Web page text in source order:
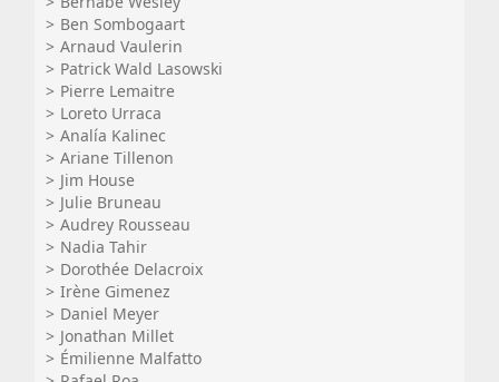
Ben Sombogaart
Arnaud Vaulerin
Patrick Wald Lasowski
Pierre Lemaitre
Loreto Urraca
Analía Kalinec
Ariane Tillenon
Jim House
Julie Bruneau
Audrey Rousseau
Nadia Tahir
Dorothée Delacroix
Irène Gimenez
Daniel Meyer
Jonathan Millet
Émilienne Malfatto